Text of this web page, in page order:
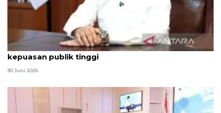
Qodari: Pemerintah tak puas diri meski tingkat
kepuasan publik tinggi
30 Juni 2026